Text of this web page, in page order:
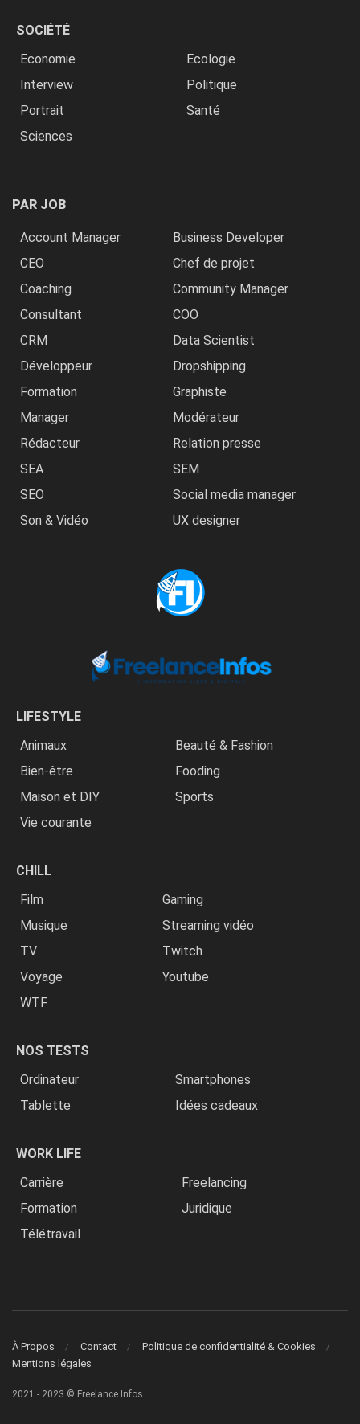
SOCIÉTÉ
Economie
Ecologie
Interview
Politique
Portrait
Santé
Sciences
PAR JOB
Account Manager
Business Developer
CEO
Chef de projet
Coaching
Community Manager
Consultant
COO
CRM
Data Scientist
Développeur
Dropshipping
Formation
Graphiste
Manager
Modérateur
Rédacteur
Relation presse
SEA
SEM
SEO
Social media manager
Son & Vidéo
UX designer
LIFESTYLE
Animaux
Beauté & Fashion
Bien-être
Fooding
Maison et DIY
Sports
Vie courante
CHILL
Film
Gaming
Musique
Streaming vidéo
TV
Twitch
Voyage
Youtube
WTF
NOS TESTS
Ordinateur
Smartphones
Tablette
Idées cadeaux
WORK LIFE
Carrière
Freelancing
Formation
Juridique
Télétravail
À Propos Contact
Politique de confidentialité & Cookies
Mentions légales
2021 - 2023 © Freelance Infos